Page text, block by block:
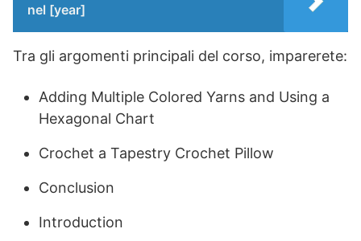
nel [year]
Tra gli argomenti principali del corso, imparerete:
Adding Multiple Colored Yarns and Using a
Hexagonal Chart
Crochet a Tapestry Crochet Pillow
Conclusion
Introduction